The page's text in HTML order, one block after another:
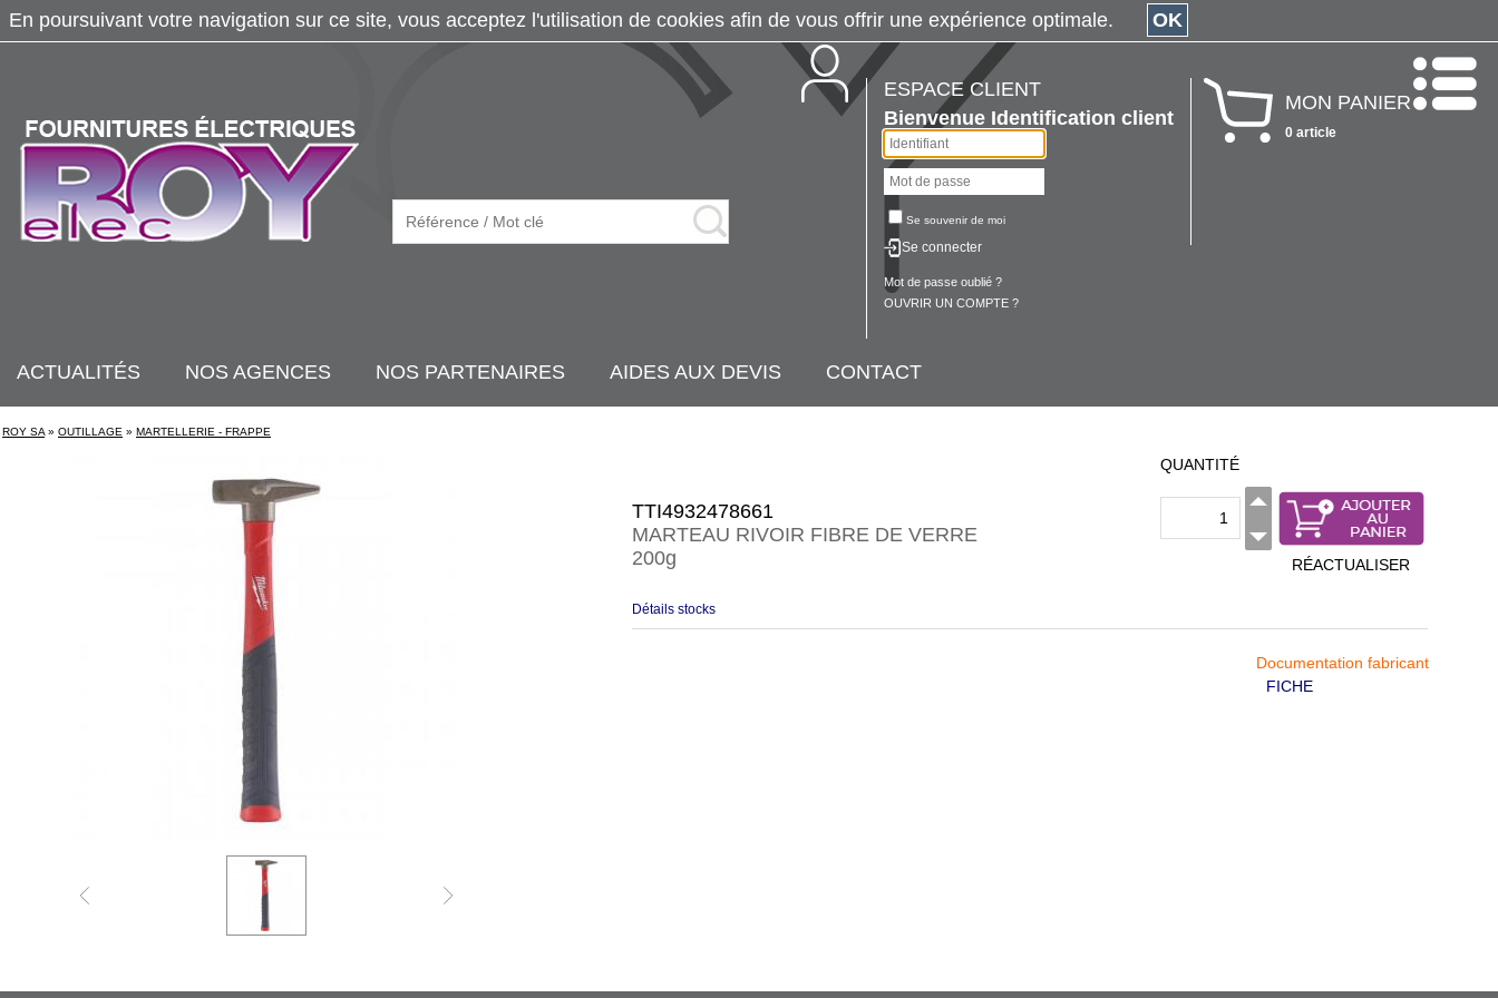
ESPACE CLIENT
Bienvenue Identification client
Se souvenir de moi
Se connecter
Mot de passe oublié ?
OUVRIR UN COMPTE ?
MON PANIER
0 article
ACTUALITÉS NOS AGENCES NOS PARTENAIRES AIDES AUX DEVIS CONTACT
ROY SA » OUTILLAGE » MARTELLERIE - FRAPPE
TTI4932478661
MARTEAU RIVOIR FIBRE DE VERRE
200g
QUANTITÉ
RÉACTUALISER
Détails stocks
Documentation fabricant
FICHE
En poursuivant votre navigation sur ce site, vous acceptez l'utilisation de cookies afin de vous offrir une expérience optimale. OK